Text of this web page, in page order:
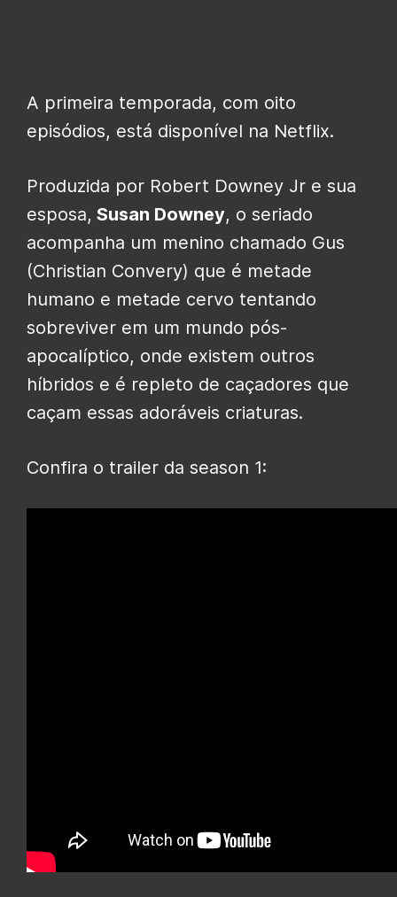
A primeira temporada, com oito
episódios, está disponível na Netflix.
Produzida por Robert Downey Jr e sua
esposa, Susan Downey, o seriado
acompanha um menino chamado Gus
(Christian Convery) que é metade
humano e metade cervo tentando
sobreviver em um mundo pós-
apocalíptico, onde existem outros
híbridos e é repleto de caçadores que
caçam essas adoráveis criaturas.
Confira o trailer da season 1: